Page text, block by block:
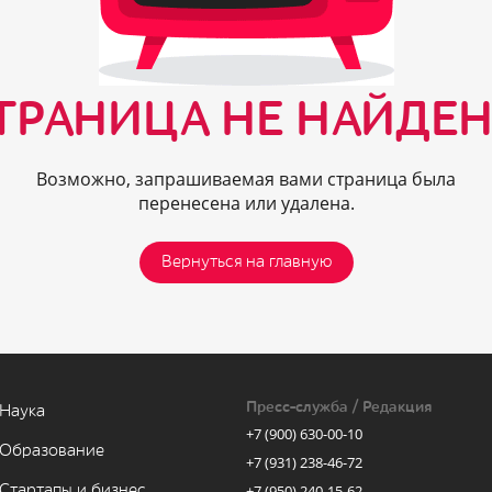
НЕ
Возможно, запрашиваемая вами страница была
перенесена или удалена.
Вернуться на главную
Наука
Образование
Пресс-служба / Редакция
+7 (900) 630-00-10
+7 (931) 238-46-72